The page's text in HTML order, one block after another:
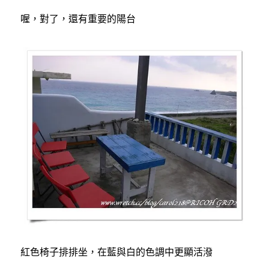
喔，對了，還有重要的陽台
紅色椅子排排坐，在藍與白的色調中更顯活潑